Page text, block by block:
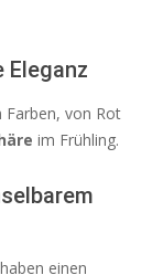
Farben, von Rot
im Frühling.
einen